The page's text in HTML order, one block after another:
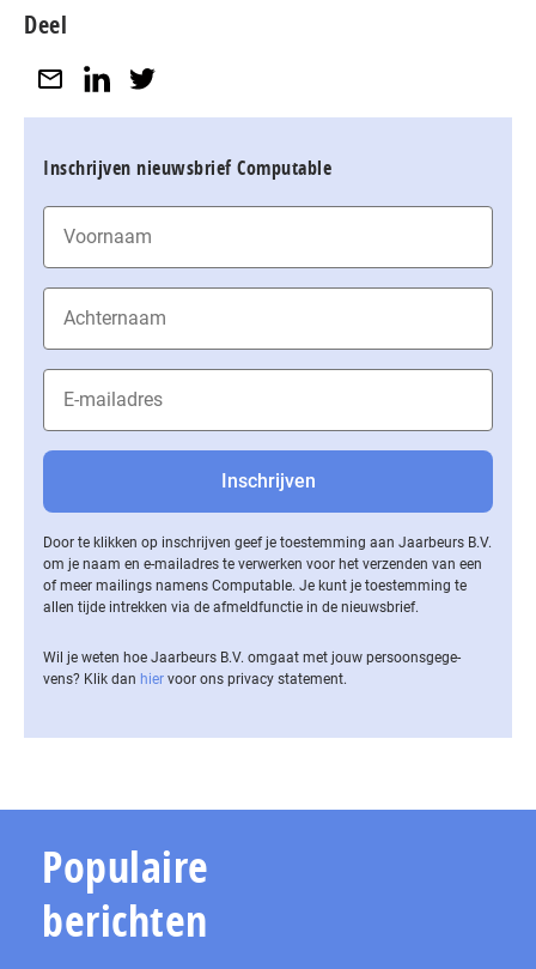
Deel
Inschrijven nieuwsbrief Computable
Door te klikken op inschrijven geef je toestemming aan Jaarbeurs B.V.
om je naam en e-mailadres te verwerken voor het verzenden van een
of meer mailings namens Computable. Je kunt je toestemming te
allen tijde intrekken via de af­meld­func­tie in de nieuwsbrief.
Wil je weten hoe Jaarbeurs B.V. omgaat met jouw per­soons­ge­ge­
vens? Klik dan hier voor ons privacy statement.
Populaire
berichten